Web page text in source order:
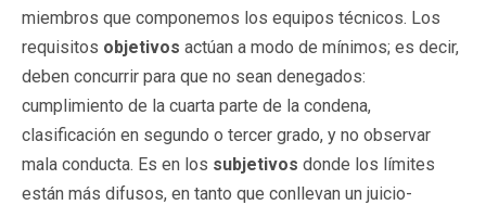
miembros que componemos los equipos técnicos. Los
requisitos objetivos actúan a modo de mínimos; es decir,
deben concurrir para que no sean denegados:
cumplimiento de la cuarta parte de la condena,
clasificación en segundo o tercer grado, y no observar
mala conducta. Es en los subjetivos donde los límites
están más difusos, en tanto que conllevan un juicio-